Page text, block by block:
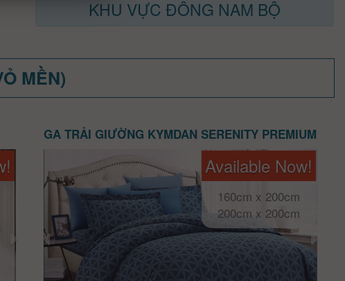
KHU VỰC ĐÔNG NAM BỘ
MỀN)
GA TRẢI GIƯỜNG KYMDAN SERENITY PREMIUM
Available Now!
160cm x 200cm
200cm x 200cm